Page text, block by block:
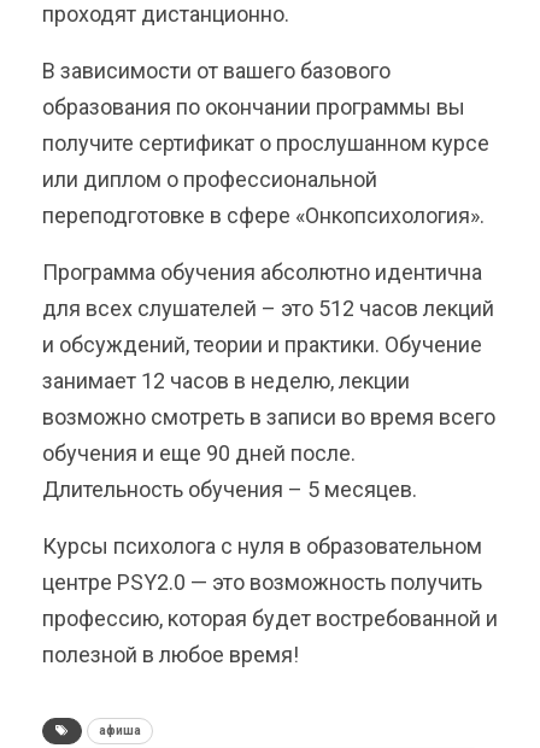
проходят дистанционно.
В зависимости от вашего базового
образования по окончании программы вы
получите сертификат о прослушанном курсе
или диплом о профессиональной
переподготовке в сфере «Онкопсихология».
Программа обучения абсолютно идентична
для всех слушателей – это 512 часов лекций
и обсуждений, теории и практики. Обучение
занимает 12 часов в неделю, лекции
возможно смотреть в записи во время всего
обучения и еще 90 дней после.
Длительность обучения – 5 месяцев.
Курсы психолога с нуля в образовательном
центре PSY2.0 — это возможность получить
профессию, которая будет востребованной и
полезной в любое время!
афиша